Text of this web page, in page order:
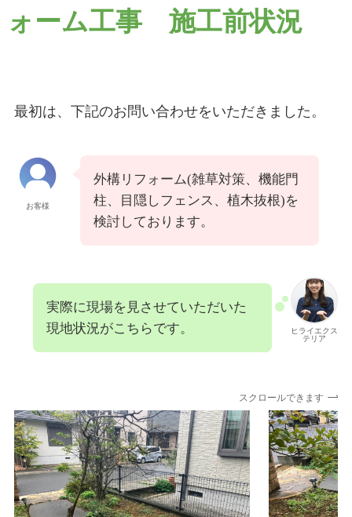
ォーム工事 施工前状況
最初は、下記のお問い合わせをいただきました。
お客様
外構リフォーム(雑草対策、機能門
柱、目隠しフェンス、植木抜根)を
検討しております。
ヒライエクス
テリア
実際に現場を見させていただいた
現地状況がこちらです。
スクロールできます